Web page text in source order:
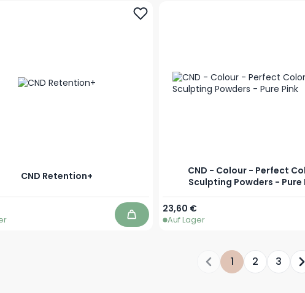
CND Retention+
In den Warenkorb
CND - Colour - Perfect
Sculpting Powders - Pure
Ab
23,60 €
Auf Lager
Sie lesen gerade
1 Seite
2 Seite
3